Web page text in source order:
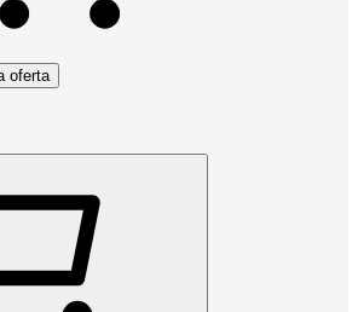
oferta